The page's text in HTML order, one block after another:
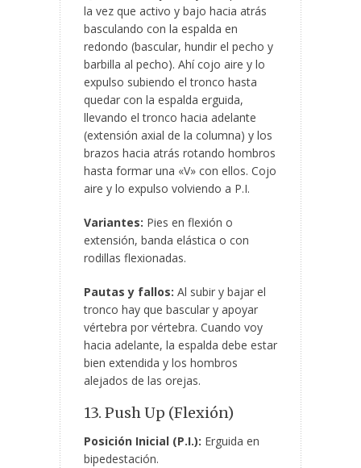
la vez que activo y bajo hacia atrás
basculando con la espalda en
redondo (bascular, hundir el pecho y
barbilla al pecho). Ahí cojo aire y lo
expulso subiendo el tronco hasta
quedar con la espalda erguida,
llevando el tronco hacia adelante
(extensión axial de la columna) y los
brazos hacia atrás rotando hombros
hasta formar una «V» con ellos. Cojo
aire y lo expulso volviendo a P.I.
Variantes: Pies en flexión o
extensión, banda elástica o con
rodillas flexionadas.
Pautas y fallos: Al subir y bajar el
tronco hay que bascular y apoyar
vértebra por vértebra. Cuando voy
hacia adelante, la espalda debe estar
bien extendida y los hombros
alejados de las orejas.
13. Push Up (Flexión)
Posición Inicial (P.I.): Erguida en
bipedestación.